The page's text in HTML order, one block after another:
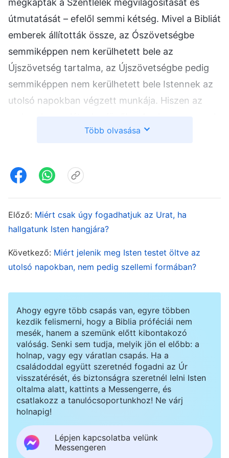
útmutatását – efelől semmi kétség. Mivel a Bibliát
emberek állították össze, az Ószövetségbe
semmiképpen nem kerülhetett bele az
Újszövetség tartalma, az Újszövetségbe pedig
semmiképpen nem kerülhetett bele Istennek az
utolsó napokban végzett munkája. Hiszen az
és könyvek, amelyek bekerültek a Bibliába, egy
próféták vagy apostolok írásai közül nem
mindegyiket vették bele a Bibliába. Jó néhányat
kihagytak vagy eltávolítottak belőle. Ez azonban
nem jelent problémát. Mivel emberek állították
össze, normális, hogy bizonyos mértékű
szelekcióra, eltávolításokra és kihagyásokra
került sor. Az emberek ott csúsznak félre ezzel
minden munkája és igéje benne van a Bibliában,
mintha ez volna minden, amit Isten e korok
folyamán tett és mondott. Miféle probléma ez?
Egyes prófétai könyveket nem vettek fel az
Ószövetségbe, néhány általunk ismert könyv
pedig, például Énók és Ezsdrás könyve, nem
része a Bibliának. És biztosak lehetünk benne,
hogy vannak még más apostoli könyvek is,
amelyek nem kerültek bele az Újszövetségbe,
arról nem is beszélve, hogy az Úr Jézus több
Több olvasása
Előző: Miért csak úgy fogadhatjuk az Urat, ha
hallgatunk Isten hangjára?
Következő: Miért jelenik meg Isten testet öltve az
utolsó napokban, nem pedig szellemi formában?
Ahogy egyre több csapás van, egyre többen
kezdik felismerni, hogy a Biblia próféciái nem
mesék, hanem a szemünk előtt kibontakozó
valóság. Senki sem tudja, melyik jön el előbb: a
holnap, vagy egy váratlan csapás. Ha a
családoddal együtt szeretnéd fogadni az Úr
visszatérését, és biztonságra szeretnél lelni Isten
oltalma alatt, kattints a Messengerre, és
csatlakozz a tanulócsoportunkhoz! Ne várj
holnapig!
Lépjen kapcsolatba velünk
Messengeren